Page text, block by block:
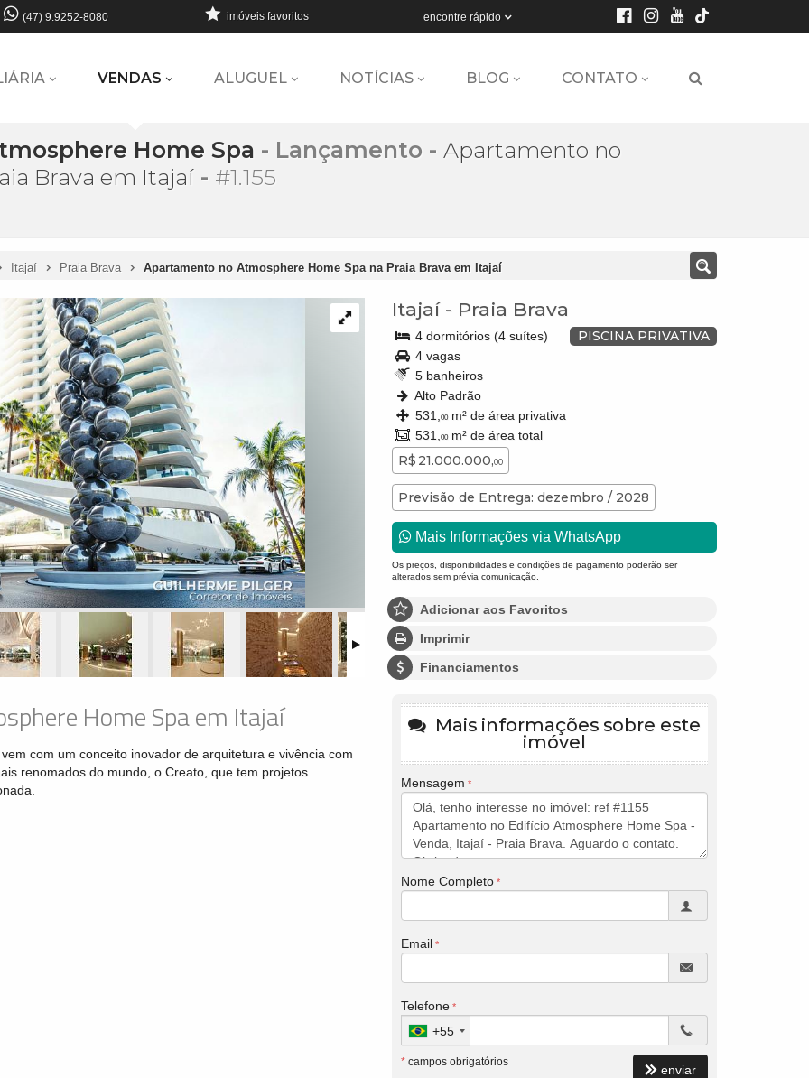
(47) 9.9252-8080 encontre rápido
imóveis favoritos
VENDAS ALUGUEL NOTÍCIAS BLOG CONTATO
Home Spa - Lançamento - Apartamento no
Brava em Itajaí - #1.155
Itajaí Praia Brava Apartamento no Atmosphere Home Spa na Praia Brava em Itajaí
Home Spa em Itajaí
com um conceito inovador de arquitetura e vivência com
renomados do mundo, o Creato, que tem projetos
Itajaí- Praia Brava
PISCINA PRIVATIVA
4 dormitórios (4 suítes)
4 vagas
5 banheiros
Alto Padrão
531,
00m² de área privativa
531,
00m² de área total
R$ 21.000.000,00
Previsão de Entrega: dezembro / 2028
Mais Informações via WhatsApp
Os preços, disponibilidades e condições de pagamento poderão ser
alterados sem prévia comunicação.
Adicionar aos Favoritos
Imprimir
Financiamentos
Mais informações sobre este
imóvel
Mensagem
Nome Completo
Email
Telefone
+55
* campos obrigatórios
enviar